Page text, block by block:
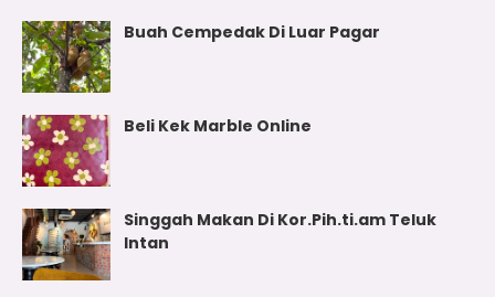
Buah Cempedak Di Luar Pagar
Beli Kek Marble Online
Singgah Makan Di Kor.Pih.ti.am Teluk
Intan